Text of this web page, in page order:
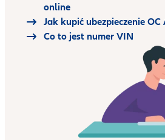
online
Jak kupić ubezpieczenie OC
Co to jest numer VIN